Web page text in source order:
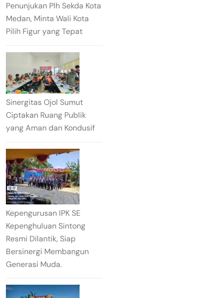
Penunjukan Plh Sekda Kota
Medan, Minta Wali Kota
Pilih Figur yang Tepat
Sinergitas Ojol Sumut
Ciptakan Ruang Publik
yang Aman dan Kondusif
Kepengurusan IPK SE
Kepenghuluan Sintong
Resmi Dilantik, Siap
Bersinergi Membangun
Generasi Muda.